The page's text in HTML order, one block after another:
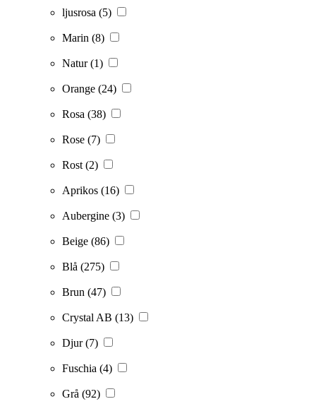
ljusrosa (5)
Marin (8)
Natur(1)
Orange (24)
Rosa (38)
Rose (7)
Rost (2)
Aprikos (16)
Aubergine (3)
Beige (86)
Blå (275)
Brun (47)
Crystal AB (13)
Djur(7)
Fuschia (4)
Grå (92)